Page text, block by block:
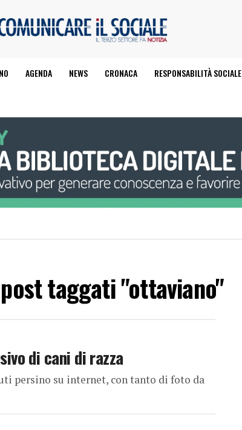
AGENDA NEWS CRONACA RESPONSABILITÀ SOCIALE
taggati "ottaviano"
di cani di razza
persino su internet, con tanto di foto da